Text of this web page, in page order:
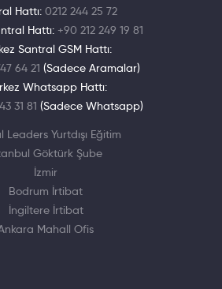
Hattı: 0212 244 25 72
Hattı: +90 212 249 19 81
Santral GSM Hattı:
64 21 (Sadece Aramalar)
Whatsapp Hattı:
31 81 (Sadece Whatsapp)
Leaders Yurtdışı Eğitim
Göktürk Şube
İzmir
Bodrum İrtibat
İngiltere İrtibat
Mahall Ofis